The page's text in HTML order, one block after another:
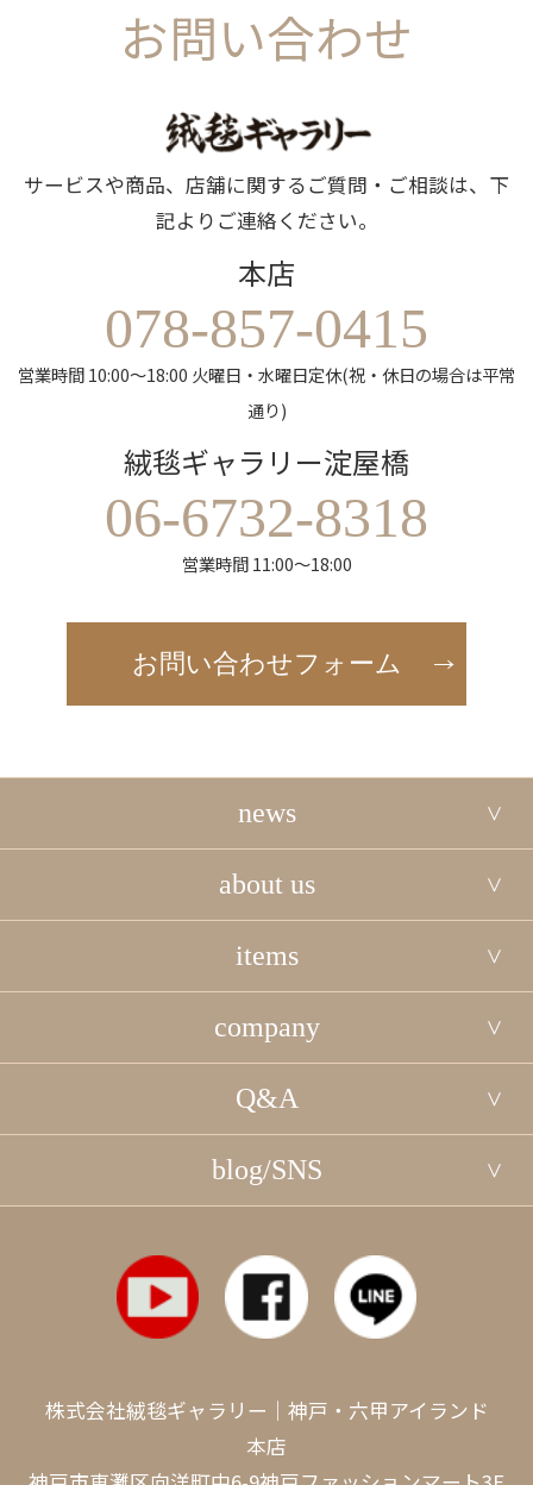
お問い合わせ
サービスや商品、店舗に関するご質問・ご相談は、下
記よりご連絡ください。
本店
078-857-0415
営業時間 10:00～18:00 火曜日・水曜日定休(祝・休日の場合は平常
通り)
絨毯ギャラリー淀屋橋
06-6732-8318
営業時間 11:00～18:00
お問い合わせフォーム
news
about us
items
company
Q&A
blog/SNS
株式会社絨毯ギャラリー｜神戸・六甲アイランド
本店